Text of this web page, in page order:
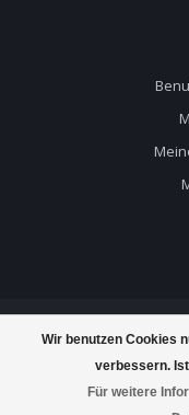
Wir benutzen Cookies
verbessern.
Für weitere
© Copyright 2026